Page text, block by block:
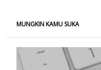
MUNGKIN KAMU SUKA